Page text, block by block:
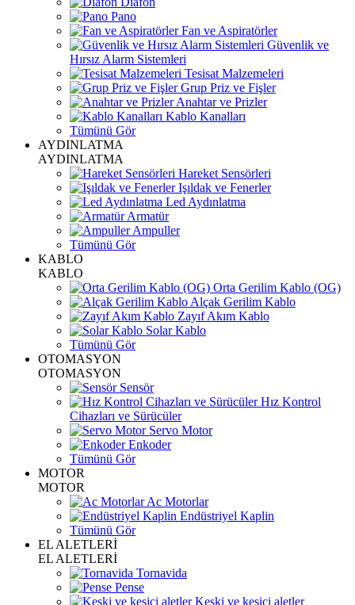
Pano
Fan ve Aspiratörler
Güvenlik ve
Hırsız Alarm Sistemleri
Tesisat Malzemeleri
Grup Priz ve Fişler
Anahtar ve Prizler
Kablo Kanalları
Tümünü Gör
AYDINLATMA
AYDINLATMA
Hareket Sensörleri
Işıldak ve Fenerler
Led Aydınlatma
Armatür
Ampuller
Tümünü Gör
KABLO
KABLO
Orta Gerilim Kablo (OG)
Alçak Gerilim Kablo
Zayıf Akım Kablo
Solar Kablo
Tümünü Gör
OTOMASYON
OTOMASYON
Sensör
Hız Kontrol
Cihazları ve Sürücüler
Servo Motor
Enkoder
Tümünü Gör
MOTOR
MOTOR
Ac Motorlar
Endüstriyel Kaplin
Tümünü Gör
EL ALETLERİ
EL ALETLERİ
Tornavida
Pense
Keski ve kesici aletler